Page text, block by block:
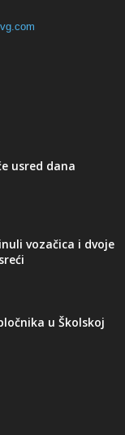
usred dana
vozačica i dvoje
u Školskoj